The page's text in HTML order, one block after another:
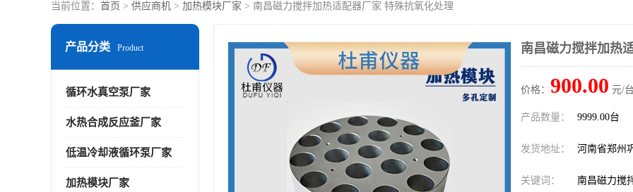
当前位置： 首页 > 供应商机 > 加热模块厂家 > 南昌磁力搅拌加热适配器厂家 特殊抗氧化处理
产品分类 Product
循环水真空泵厂家
水热合成反应釜厂家
低温冷却液循环泵厂家
加热模块厂家
南昌磁力搅拌加热
价格： 900.00 元/
产品数量： 9999.00台
发货地址： 河南省郑州
关键词： 南昌磁力搅